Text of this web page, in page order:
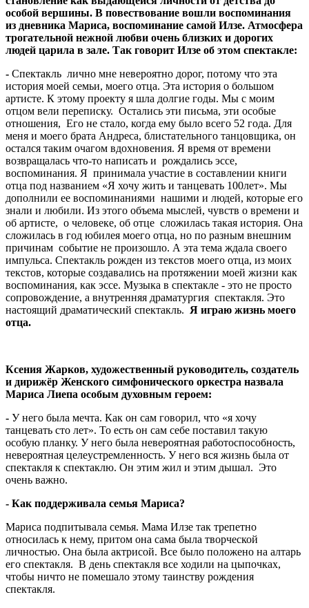
особой вершины. В повествование вошли воспоминания
из дневника Мариса, воспоминание самой Илзе. Атмосфера
трогательной нежной любви очень близких и дорогих
людей царила в зале. Так говорит Илзе об этом спектакле:
- Спектакль лично мне невероятно дорог, потому что эта
история моей семьи, моего отца. Эта история о большом
артисте. К этому проекту я шла долгие годы. Мы с моим
отцом вели переписку. Остались эти письма, эти особые
отношения, Его не стало, когда ему было всего 52 года. Для
меня и моего брата Андреса, блистательного танцовщика, он
остался таким очагом вдохновения. Я время от времени
возвращалась что-то написать и рождались эссе,
воспоминания. Я принимала участие в составлении книги
отца под названием «Я хочу жить и танцевать 100лет». Мы
дополнили ее воспоминаниями нашими и людей, которые его
знали и любили. Из этого объема мыслей, чувств о времени и
об артисте, о человеке, об отце сложилась такая история. Она
сложилась в год юбилея моего отца, но по разным внешним
причинам событие не произошло. А эта тема ждала своего
импульса. Спектакль рожден из текстов моего отца, из моих
текстов, которые создавались на протяжении моей жизни как
воспоминания, как эссе. Музыка в спектакле - это не просто
сопровождение, а внутренняя драматургия спектакля. Это
настоящий драматический спектакль. Я играю жизнь моего
отца.
Ксения Жарков, художественный руководитель, создатель
и дирижёр Женского симфонического оркестра назвала
Мариса Лиепа особым духовным героем:
- У него была мечта. Как он сам говорил, что «я хочу
танцевать сто лет». То есть он сам себе поставил такую
особую планку. У него была невероятная работоспособность,
невероятная целеустремленность. У него вся жизнь была от
спектакля к спектаклю. Он этим жил и этим дышал. Это
очень важно.
- Как поддерживала семья Мариса?
Мариса подпитывала семья. Мама Илзе так трепетно
относилась к нему, притом она сама была творческой
личностью. Она была актрисой. Все было положено на алтарь
его спектакля. В день спектакля все ходили на цыпочках,
чтобы ничто не помешало этому таинству рождения
спектакля.